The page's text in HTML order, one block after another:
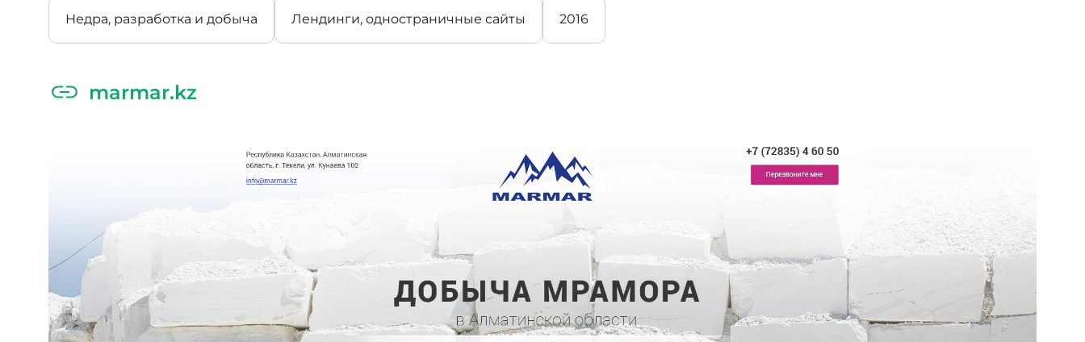
Недра, разработка и добыча Лендинги, одностраничные сайты 2016
marmar.kz